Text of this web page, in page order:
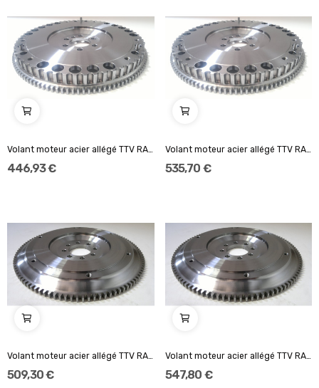
Volant moteur acier allégé TTV RACING Standard...
446,93 €
Volant moteur acier allégé TTV RACING Standard...
535,70 €
Volant moteur acier allégé TTV RACING 184mm...
509,30 €
Volant moteur acier allégé TTV RACING 140mm...
547,80 €